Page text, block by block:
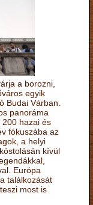
a borozni,
egyik
Budai Várban.
panoráma
hazai és
fókuszába az
a helyi
kívül
Európa
találkozását
most is